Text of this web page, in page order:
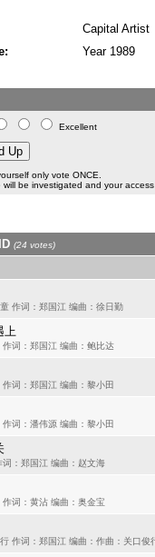
Capital Artist
Year 1989
Excellent
only vote ONCE.
will be investigated and your
(24 votes)
作词：郑国江 编曲：徐日勤
上
作词：郑国江 编曲：鲍比达
词：郑国江 编曲：黎小田
词：潘伟源 编曲：黎小田
词：郑国江 编曲：赵文海
词：黄沾 编曲：奥金宝
作词：郑国江 编曲：作曲：关口俊